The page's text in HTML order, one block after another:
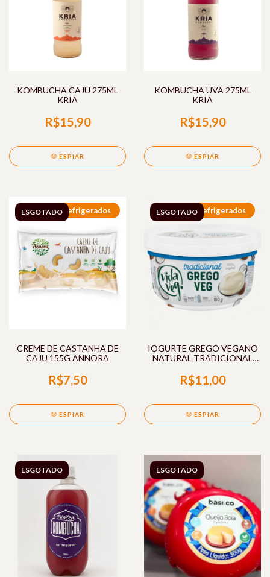
KOMBUCHA CAJU 275ML
KRIA
R$15,90
ESPIAR
KOMBUCHA UVA 275ML
KRIA
R$15,90
ESPIAR
Refrigerados
ESGOTADO
CREME DE CASTANHA DE
CAJU 155G ANNORA
R$7,50
ESPIAR
Refrigerados
ESGOTADO
IOGURTE GREGO VEGANO
NATURAL TRADICIONAL
R$11,00
ESPIAR
ESGOTADO ESGOTADO